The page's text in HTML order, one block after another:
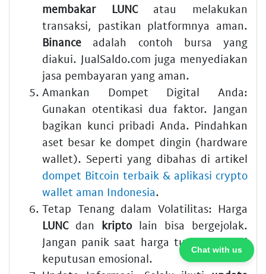
membakar LUNCatau melakukan
transaksi, pastikan platformnya aman.
Binance adalah contoh bursa yang
diakui. JualSaldo.com juga menyediakan
jasa pembayaran yang aman.
Amankan Dompet Digital Anda:
Gunakan otentikasi dua faktor. Jangan
bagikan kunci pribadi Anda. Pindahkan
aset besar ke dompet dingin (hardware
wallet). Seperti yang dibahas di artikel
dompet Bitcoin terbaik & aplikasi crypto
wallet aman Indonesia.
Tetap Tenang dalam Volatilitas: Harga
LUNCdan kriptolain bisa bergejolak.
Jangan panik saat harga turun. Hindari
keputusan emosional.
Chat with us